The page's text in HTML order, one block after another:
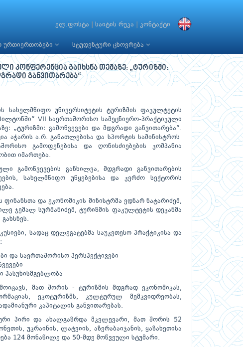
ელ.ფოსტა საიტის რუკა კონტაქტი
ურთიერთობები სტუდენტური ცხოვრება
კონფერენცია გაიხსნა თემაზე: „ტურიზმი:
განვითარება“
სახელმწიფო უნივერსიტეტის ტურიზმის ფაკულტეტის
VII საერთაშორისო სამეცნიერო-პრაქტიკული
„ტურიზმი: გამოწვევები და მდგრადი განვითარება“.
აჭარის ა.რ. განათლებისა და სპორტის სამინისტროს
გამოფენებისა და ღონისძიებების კომპანია
იმართება.
გამოწვევების განხილვა, მდგრადი განვითარების
სახელმწიფო უწყებებისა და კერძო სექტორის
და ეკონომიკის მინისტრმა ედნარ ნატარიძემ,
ჯემალ სურმანიძემ, ტურიზმის ფაკულტეტის დეკანმა
სადაც დელეგატებმა საუკეთესო პრაქტიკისა და
და საერთაშორისო პერსპექტივები
პასუხისმგებლობა
მათ შორის - ტურიზმის მდგრად ეკონომიკას,
ეკოტურიზმს, კულტურულ მემკვიდრეობას,
კაპიტალის განვითარებას.
პირი და ახალგაზრდა მკვლევარი, მათ შორის 52
უკრაინის, ლატვიის, აზერაბაიჯანის, ყაზახეთისა
124 მონაწილე და 50-მდე მოწვეული სტუმარი.